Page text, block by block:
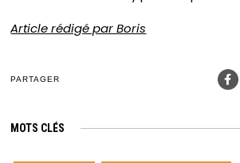
Article rédigé par Boris
PARTAGER
MOTS CLÉS